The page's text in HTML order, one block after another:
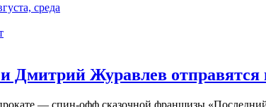
среда
Дмитрий Журавлев отправятся